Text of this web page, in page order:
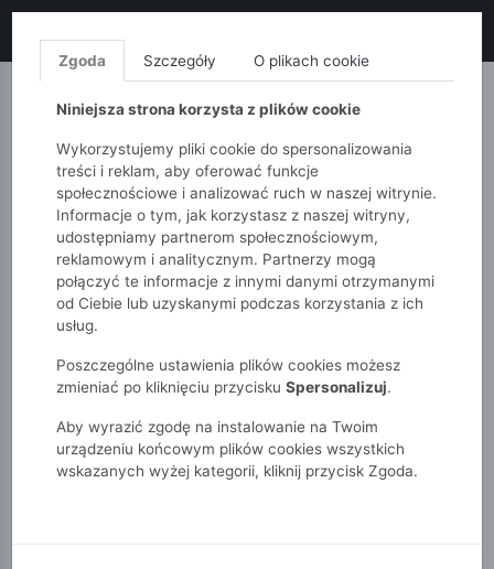
MONNARI QUIOSQUE
51015kids Niemowlak
Dziewczynki
Rozpinany sweter niemowlęcy
Zgoda Szczegóły O plikach cookie
Niniejsza strona korzysta z plików cookie
Wykorzystujemy pliki cookie do spersonalizowania
treści i reklam, aby oferować funkcje
społecznościowe i analizować ruch w naszej witrynie.
Informacje o tym, jak korzystasz z naszej witryny,
udostępniamy partnerom społecznościowym,
reklamowym i analitycznym. Partnerzy mogą
połączyć te informacje z innymi danymi otrzymanymi
od Ciebie lub uzyskanymi podczas korzystania z ich
usług.
Poszczególne ustawienia plików cookies możesz
zmieniać po kliknięciu przycisku Spersonalizuj.
Aby wyrazić zgodę na instalowanie na Twoim
urządzeniu końcowym plików cookies wszystkich
wskazanych wyżej kategorii, kliknij przycisk Zgoda.